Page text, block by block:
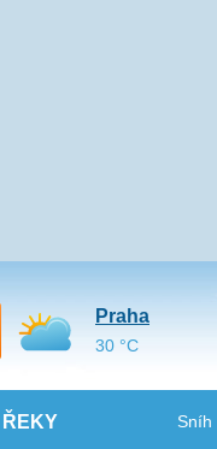
ŘEKY Sníh
Praha
30 °C